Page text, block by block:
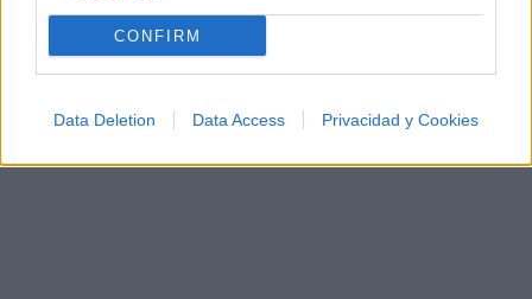
CONFIRM
Data Deletion Data Access Privacidad y Cookies